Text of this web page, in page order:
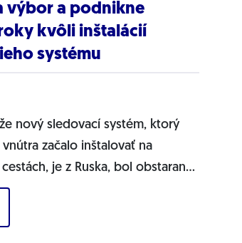
výbor a podnikne
kvôli inštalácií
systému
nový sledovací systém, ktorý
začalo inštalovať na
je z Ruska, bol obstaraný
firmu a môže ohrozovať